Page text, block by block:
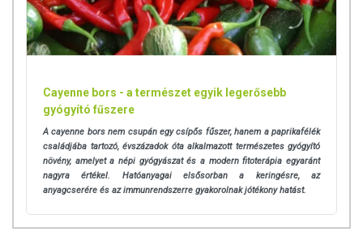
Cayenne bors - a természet egyik legerősebb
gyógyító fűszere
A cayenne bors nem csupán egy csípős fűszer, hanem a paprikafélék
családjába tartozó, évszázadok óta alkalmazott természetes gyógyító
növény, amelyet a népi gyógyászat és a modern fitoterápia egyaránt
nagyra értékel. Hatóanyagai elsősorban a keringésre, az
anyagcserére és az immunrendszerre gyakorolnak jótékony hatást.